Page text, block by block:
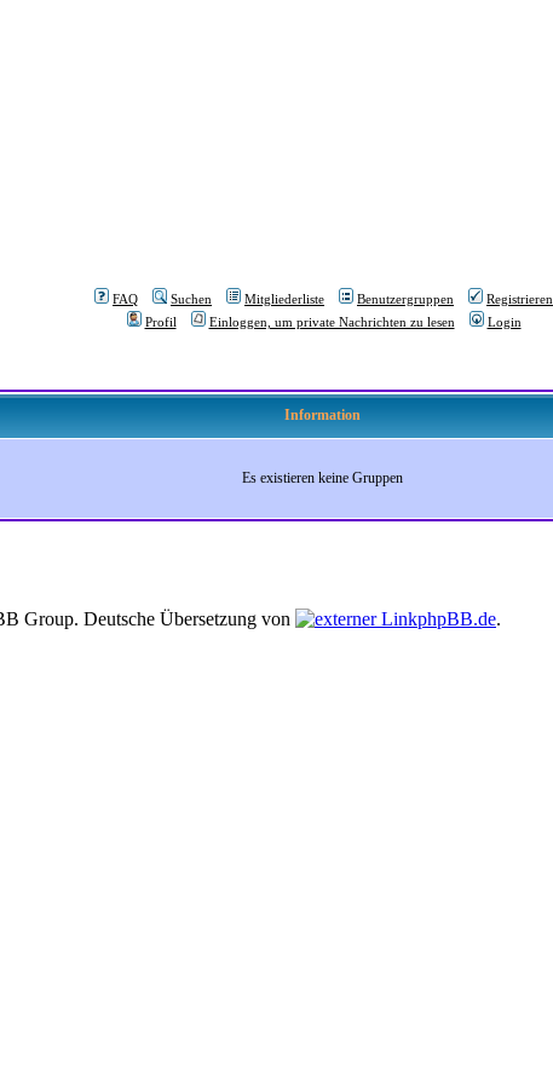
FAQ Suchen Mitgliederliste Benutzergruppen
Registrieren
Profil
Einloggen, um private Nachrichten zu lesen Login
Information
Es existieren keine Gruppen
Group. Deutsche Übersetzung von phpBB.de.